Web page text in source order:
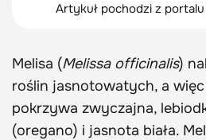
Artykuł pochodzi z portalu
Melisa (Melissa officinalis)
roślin jasnotowatych, a
pokrzywa zwyczajna,
(oregano) i jasnota biała.